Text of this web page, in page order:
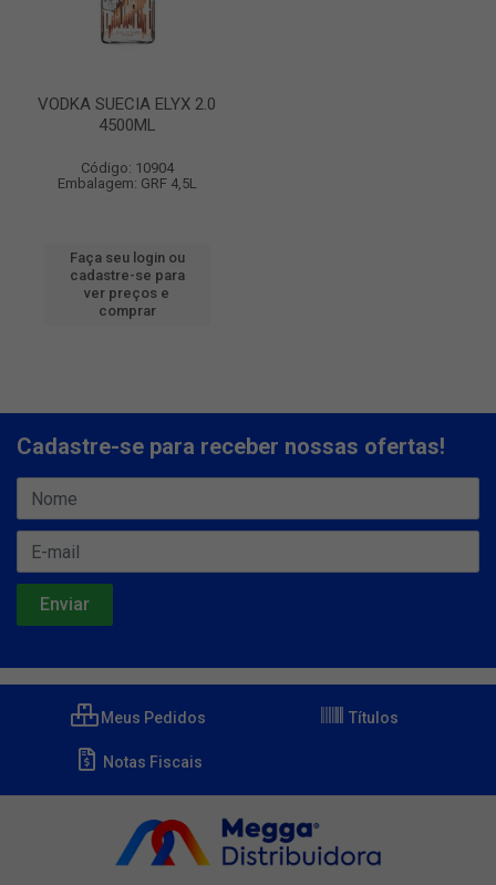
VODKA SUECIA ELYX 2.0
4500ML
Código: 10904
Embalagem: GRF 4,5L
Faça seu login ou
cadastre-se para
ver preços e
comprar
Cadastre-se para receber nossas ofertas!
Meus Pedidos Títulos
Notas Fiscais